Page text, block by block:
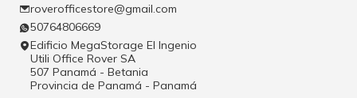
roverofficestore@gmail.com
50764806669
Edificio MegaStorage El Ingenio
Utili Office Rover SA
507 Panamá - Betania
Provincia de Panamá - Panamá